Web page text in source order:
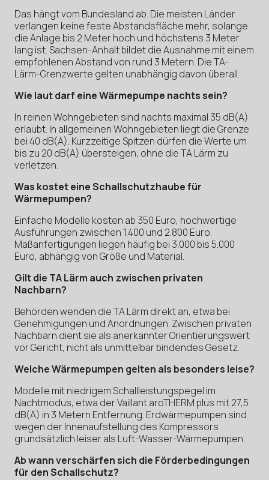
Das hängt vom Bundesland ab. Die meisten Länder
verlangen keine feste Abstandsfläche mehr, solange
die Anlage bis 2 Meter hoch und höchstens 3 Meter
lang ist. Sachsen-Anhalt bildet die Ausnahme mit einem
empfohlenen Abstand von rund 3 Metern. Die TA-
Lärm-Grenzwerte gelten unabhängig davon überall.
Wie laut darf eine Wärmepumpe nachts sein?
In reinen Wohngebieten sind nachts maximal 35 dB(A)
erlaubt. In allgemeinen Wohngebieten liegt die Grenze
bei 40 dB(A). Kurzzeitige Spitzen dürfen die Werte um
bis zu 20 dB(A) übersteigen, ohne die TA Lärm zu
verletzen.
Was kostet eine Schallschutzhaube für
Wärmepumpen?
Einfache Modelle kosten ab 350 Euro, hochwertige
Ausführungen zwischen 1.400 und 2.800 Euro.
Maßanfertigungen liegen häufig bei 3.000 bis 5.000
Euro, abhängig von Größe und Material.
Gilt die TA Lärm auch zwischen privaten
Nachbarn?
Behörden wenden die TA Lärm direkt an, etwa bei
Genehmigungen und Anordnungen. Zwischen privaten
Nachbarn dient sie als anerkannter Orientierungswert
vor Gericht, nicht als unmittelbar bindendes Gesetz.
Welche Wärmepumpen gelten als besonders leise?
Modelle mit niedrigem Schallleistungspegel im
Nachtmodus, etwa der Vaillant aroTHERM plus mit 27,5
dB(A) in 3 Metern Entfernung. Erdwärmepumpen sind
wegen der Innenaufstellung des Kompressors
grundsätzlich leiser als Luft-Wasser-Wärmepumpen.
Ab wann verschärfen sich die Förderbedingungen
für den Schallschutz?